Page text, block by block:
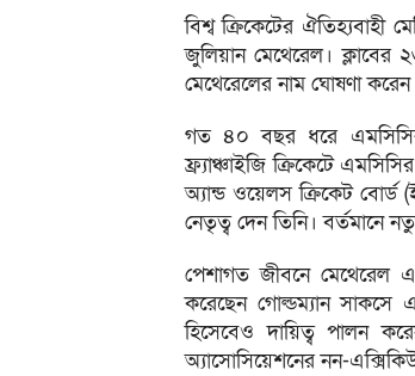
বিশ্ব ক্রিকেটের ঐতিহ্যবাহী
জুলিয়ান মেথেরেল। ক্লাবের
মেথেরেলের নাম ঘোষণা
গত ৪০ বছর ধরে এমসিসির
ফ্র্যাঞ্চাইজি ক্রিকেটে
অ্যান্ড ওয়েলস ক্রিকেট
নেতৃত্ব দেন তিনি। বর্তমানে
পেশাগত জীবনে মেথেরেল
করেছেন গোল্ডম্যান সাকসে
হিসেবেও দায়িত্ব পালন
অ্যাসোসিয়েশনের নন-